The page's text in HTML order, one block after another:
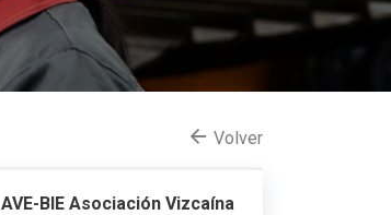
Volver
AVE-BIE Asociación Vizcaína